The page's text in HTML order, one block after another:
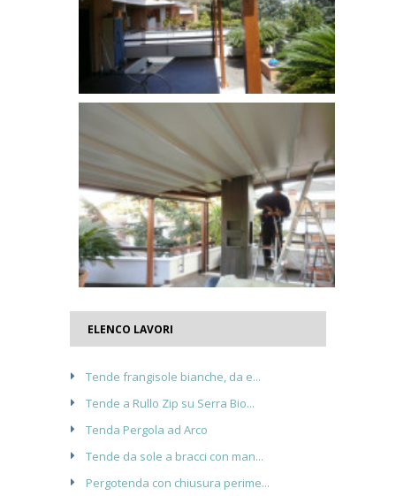
ELENCO LAVORI
Tende frangisole bianche, da e...
Tende a Rullo Zip su Serra Bio...
Tenda Pergola ad Arco
Tende da sole a bracci con man...
Pergotenda con chiusura perime...